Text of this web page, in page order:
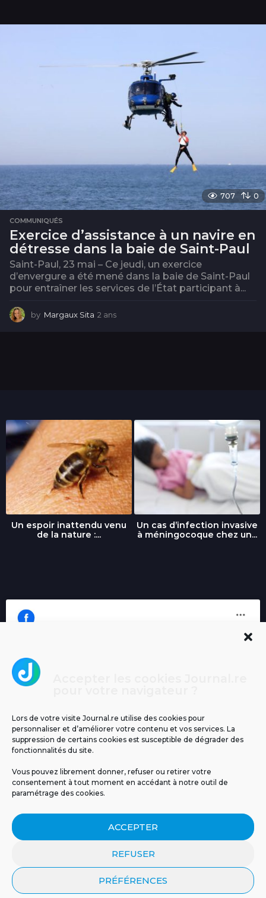
Lors de votre visite Journal.re utilise des cookies pour
personnaliser et d’améliorer votre contenu et vos services. La
suppression de certains cookies est susceptible de dégrader des
fonctionnalités du site.
Vous pouvez librement donner, refuser ou retirer votre
consentement à tout moment en accédant à notre outil de
paramétrage des cookies.
ACCEPTER
REFUSER
PRÉFÉRENCES
707 0
COMMUNIQUÉS
Exercice d’assistance à un navire en
détresse dans la baie de Saint-Paul
Saint-Paul, 23 mai – Ce jeudi, un exercice
d’envergure a été mené dans la baie de Saint-Paul
pour entraîner les services de l’État participant à...
by Margaux Sita 2 ans
Un espoir inattendu venu
de la nature :...
Un cas d’infection invasive
à méningocoque chez un...
MENTIONS LÉGALES PUBLICITÉ
BLOG
NOS ÉMISSIONS
POLITIQUE DE CONFIDENTIALITÉ
CONTACT
© 2026 Tous droits réservés